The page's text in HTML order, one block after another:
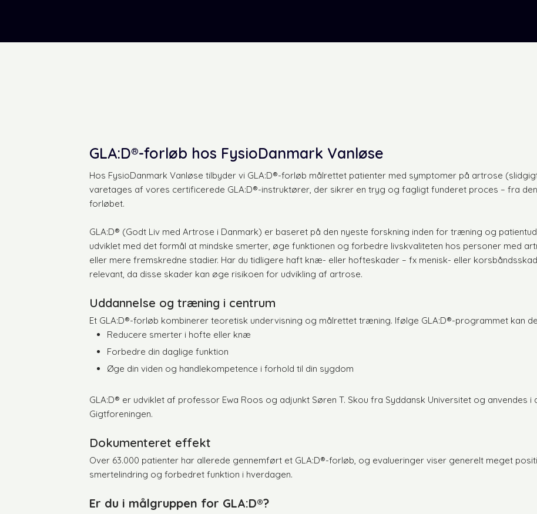
​GLA:D®-forløb hos FysioDanmark Vanløse
Hos FysioDanmark Vanløse tilbyder vi GLA:D®-forløb målrettet patienter med symptomer på artrose
varetages af vores certificerede GLA:D®-instruktører, der sikrer en tryg og fagligt funderet proces – fra
forløbet.
GLA:D® (Godt Liv med Artrose i Danmark) er baseret på den nyeste forskning inden for træning og
udviklet med det formål at mindske smerter, øge funktionen og forbedre livskvaliteten hos personer med
eller mere fremskredne stadier. Har du tidligere haft knæ- eller hofteskader – fx menisk- eller
relevant, da disse skader kan øge risikoen for udvikling af artrose.
Uddannelse og træning i centrum
Et GLA:D®-forløb kombinerer teoretisk undervisning og målrettet træning. Ifølge GLA:D®-programmet kan
Reducere smerter i hofte eller knæ
Forbedre din daglige funktion
Øge din viden og handlekompetence i forhold til din sygdom
GLA:D® er udviklet af professor Ewa Roos og adjunkt Søren T. Skou fra Syddansk Universitet og anvendes
Gigtforeningen.
Dokumenteret effekt
Over 63.000 patienter har allerede gennemført et GLA:D®-forløb, og evalueringer viser generelt meget
smertelindring og forbedret funktion i hverdagen.
Er du i målgruppen for GLA:D®?